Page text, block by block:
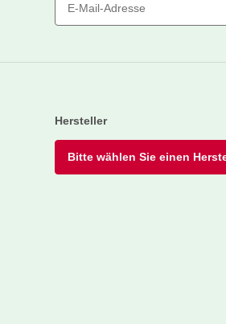
Hersteller
Bitte wählen Sie einen